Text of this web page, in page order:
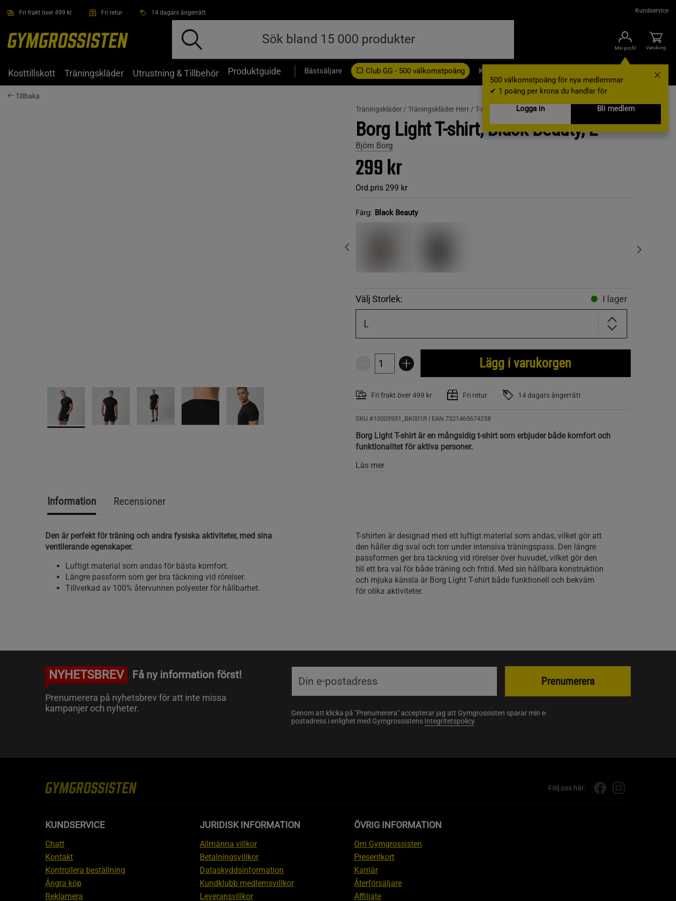
Fri frakt över 499 kr Fri retur 14 dagars ångerrätt Kundservice
Min profil
500 välkomstpoäng för nya medlemmar
✔ 1 poäng per krona du handlar för
Logga in
Bli medlem
Varukorg
Kosttillskott Träningskläder Utrustning & Tillbehör Produktguide Bästsäljare 💥 Club GG - 500 välkomstpoäng Kampanjer
Tillbaka
Träningskläder / Träningskläder Herr / T-shirts
Borg Light T-shirt, Black Beauty, L
Björn Borg
299 kr
Ord.pris 299 kr
Färg: Black Beauty
Välj Storlek: I lager
L
Lägg i varukorgen
Fri frakt över 499 kr Fri retur 14 dagars ångerrätt
SKU #10003931_BK001R | EAN 7321465674258
Borg Light T-shirt är en mångsidig t-shirt som erbjuder både komfort och
funktionalitet för aktiva personer.
Läs mer
Information Recensioner
Den är perfekt för träning och andra fysiska aktiviteter, med sina
ventilerande egenskaper.
Luftigt material som andas för bästa komfort.
Längre passform som ger bra täckning vid rörelser.
Tillverkad av 100% återvunnen polyester för hållbarhet.
T-shirten är designad med ett luftigt material som andas, vilket gör att
den håller dig sval och torr under intensiva träningspass. Den längre
passformen ger bra täckning vid rörelser över huvudet, vilket gör den
till ett bra val för både träning och fritid. Med sin hållbara konstruktion
och mjuka känsla är Borg Light T-shirt både funktionell och bekväm
för olika aktiviteter.
NYHETSBREV Få ny information först!
Prenumerera på nyhetsbrev för att inte missa
kampanjer och nyheter.
Genom att klicka på "Prenumerera" accepterar jag att Gymgrossisten sparar min e-
postadress i enlighet med Gymgrossistens Integritetspolicy.
Prenumerera
Följ oss här:
KUNDSERVICE
Chatt
Kontakt
Kontrollera beställning
Ångra köp
Reklamera
JURIDISK INFORMATION
Allmänna villkor
Betalningsvillkor
Dataskyddsinformation
Kundklubb medlemsvillkor
Leveransvillkor
ÖVRIG INFORMATION
Om Gymgrossisten
Presentkort
Karriär
Återförsäljare
Affiliate